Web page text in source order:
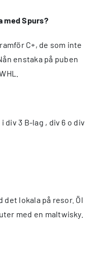
med Spurs?
C+, de som inte
enstaka på puben
3 B-lag , div 6 o div
lokala på resor. Öl
med en maltwisky.